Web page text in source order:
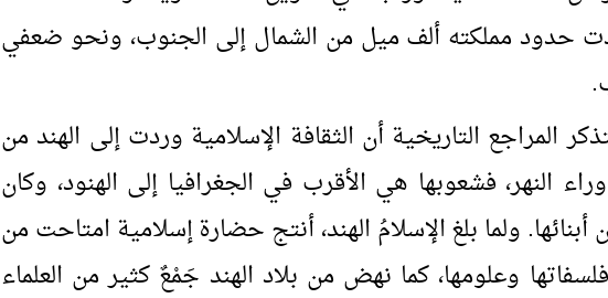
إذ امتدت حدود مملكته ألف ميل من الشمال إلى الجنوب، ونحو ضعفي
المراجع التاريخية أن الثقافة الإسلامية وردت إلى الهند من
النهر، فشعوبها هي الأقرب في الجغرافيا إلى الهنود، وكان
ولما بلغ الإسلامُ الهند، أنتج حضارة إسلامية امتاحت من
وعلومها، كما نهض من بلاد الهند جَمْعٌ كثير من العلماء